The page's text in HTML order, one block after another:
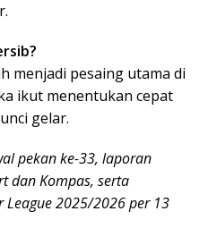
menjadi pesaing utama di
ikut menentukan cepat
gelar.
pekan ke-33, laporan
dan Kompas, serta
League 2025/2026 per 13